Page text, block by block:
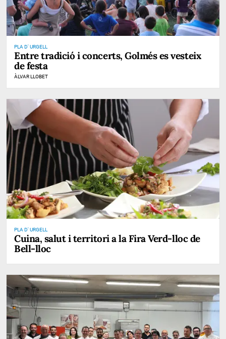
PLA D' URGELL
Entre tradició i concerts, Golmés es vesteix
de festa
ÀLVAR LLOBET
PLA D' URGELL
Cuina, salut i territori a la Fira Verd-lloc de
Bell-lloc